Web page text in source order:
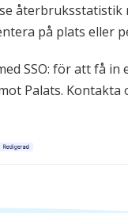
på plats eller
SSO: för att få
Palats. Kontakta